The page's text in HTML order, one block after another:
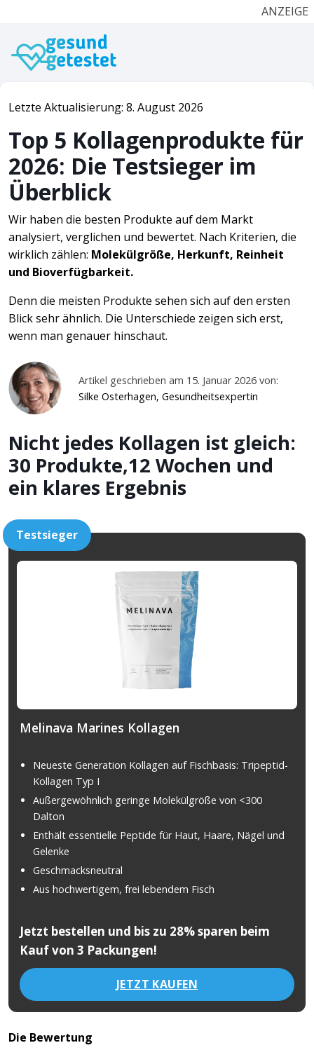
ANZEIGE
Letzte Aktualisierung: 8. August 2026
Top 5 Kollagenprodukte für
2026: Die Testsieger im
Überblick
Wir haben die besten Produkte auf dem Markt
analysiert, verglichen und bewertet. Nach Kriterien, die
wirklich zählen: Molekülgröße, Herkunft, Reinheit
und Bioverfügbarkeit.
Denn die meisten Produkte sehen sich auf den ersten
Blick sehr ähnlich. Die Unterschiede zeigen sich erst,
wenn man genauer hinschaut.
Artikel geschrieben am 15. Januar 2026 von:
Silke Osterhagen, Gesundheitsexpertin
Nicht jedes Kollagen ist gleich:
30 Produkte,12 Wochen und
ein klares Ergebnis
Testsieger
Melinava Marines Kollagen
Neueste Generation Kollagen auf Fischbasis: Tripeptid-
Kollagen Typ I
Außergewöhnlich geringe Molekülgröße von <300
Dalton
Enthält essentielle Peptide für Haut, Haare, Nägel und
Gelenke
Geschmacksneutral
Aus hochwertigem, frei lebendem Fisch
Jetzt bestellen und bis zu 28% sparen beim
Kauf von 3 Packungen!
JETZT KAUFEN
Die Bewertung